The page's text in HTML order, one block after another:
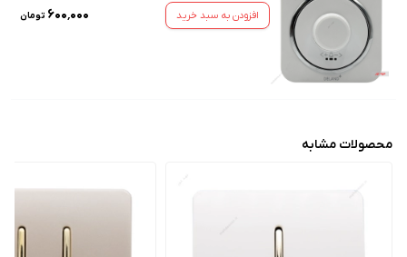
افزودن به سبد خرید ۶۰۰٬۰۰۰ تومان
محصولات مشابه